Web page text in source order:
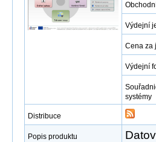
Výdejní
Cena za
Výdejní
systémy
Distribuce
Popis produktu